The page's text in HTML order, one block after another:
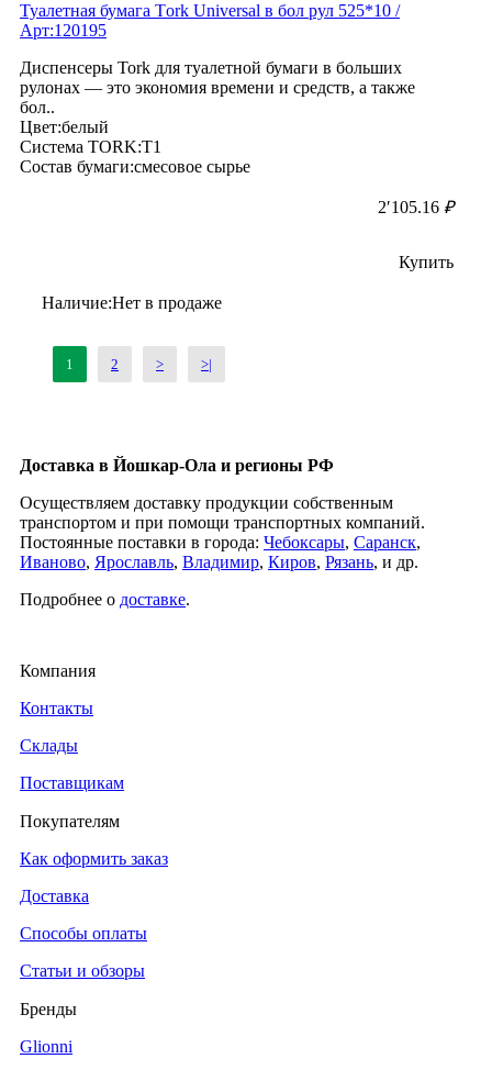
Туалетная бумага Тork Universal в бол рул 525*10 /
Арт:120195
Диспенсеры Tork для туалетной бумаги в больших
рулонах — это экономия времени и средств, а также
бол..
Цвет:белый
Система TORK:T1
Состав бумаги:смесовое сырье
2′105.16 ₽
Купить
Наличие:Нет в продаже
1 2 > >|
Доставка в Йошкар-Ола и регионы РФ
Осуществляем доставку продукции собственным
транспортом и при помощи транспортных компаний.
Постоянные поставки в города: Чебоксары, Саранск,
Иваново, Ярославль, Владимир, Киров, Рязань, и др.
Подробнее о доставке.
Компания
Контакты
Склады
Поставщикам
Покупателям
Как оформить заказ
Доставка
Способы оплаты
Статьи и обзоры
Бренды
Glionni